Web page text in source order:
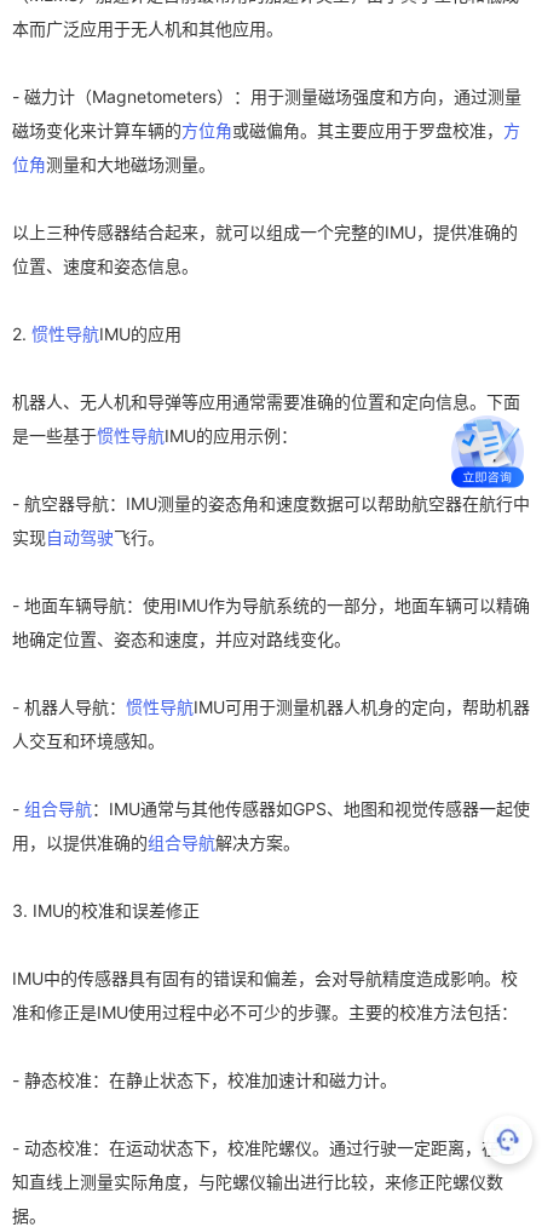
本而广泛应用于无人机和其他应用。
- 磁力计（Magnetometers）：用于测量磁场强度和方向，通过测量
磁场变化来计算车辆的方位角或磁偏角。其主要应用于罗盘校准， 方
位角测量和大地磁场测量。
以上三种传感器结合起来，就可以组成一个完整的IMU，提供准确的
位置、速度和姿态信息。
2. 惯性导航IMU的应用
机器人、无人机和导弹等应用通常需要准确的位置和定向信息。下面
是一些基于惯性导航IMU的应用示例：
- 航空器导航：IMU测量的姿态角和速度数据可以帮助航空器在航行中
实现自动驾驶飞行。
- 地面车辆导航：使用IMU作为导航系统的一部分，地面车辆可以精确
地确定位置、姿态和速度，并应对路线变化。
- 机器人导航： 惯性导航IMU可用于测量机器人机身的定向，帮助机器
人交互和环境感知。
- 组合导航：IMU通常与其他传感器如GPS、地图和视觉传感器一起使
用，以提供准确的组合导航解决方案。
3. IMU的校准和误差修正
IMU中的传感器具有固有的错误和偏差，会对导航精度造成影响。校
准和修正是IMU使用过程中必不可少的步骤。主要的校准方法包括：
- 静态校准：在静止状态下，校准加速计和磁力计。
- 动态校准：在运动状态下，校准陀螺仪。通过行驶一定距离，在已
知直线上测量实际角度，与陀螺仪输出进行比较，来修正陀螺仪数
据。